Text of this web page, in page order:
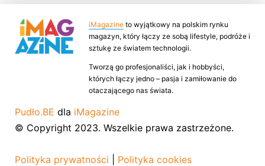
iMagazine to wyjątkowy na polskim rynku
magazyn, który łączy ze sobą lifestyle, podróże i
sztukę ze światem technologii.
Tworzą go profesjonaliści, jak i hobbyści,
których łączy jedno – pasja i zamiłowanie do
otaczającego nas świata.
Pudło.BE dla iMagazine
© Copyright 2023. Wszelkie prawa zastrzeżone.
Polityka prywatności
Polityka cookies